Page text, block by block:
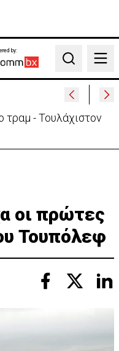
by:
Search
τραμ - Τουλάχιστον
οι πρώτες
Τουπόλεφ